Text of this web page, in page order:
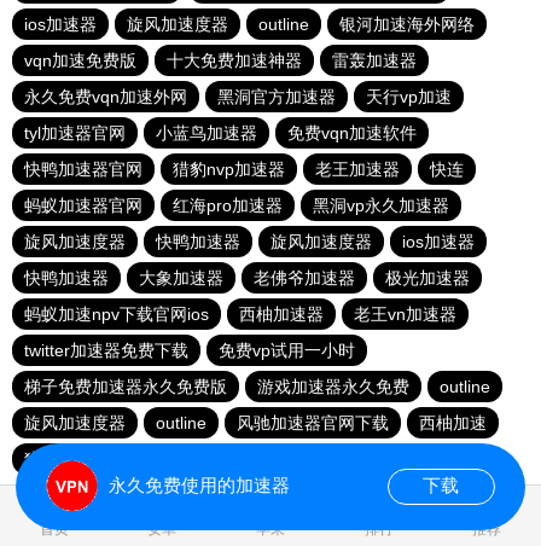
ios加速器
旋风加速度器 outline
银河加速海外网络
vqn加速免费版
十大免费加速神器
雷轰加速器
永久免费vqn加速外网
黑洞官方加速器
天行vp加速
tyl加速器官网
小蓝鸟加速器
免费vqn加速软件
快鸭加速器官网
猎豹nvp加速器 老王加速器
快连
蚂蚁加速器官网
红海pro加速器
黑洞vp永久加速器
旋风加速度器
快鸭加速器 旋风加速度器
ios加速器
快鸭加速器
大象加速器 老佛爷加速器
极光加速器
蚂蚁加速npv下载官网ios
西柚加速器
老王vn加速器
twitter加速器免费下载
免费vp试用一小时
梯子免费加速器永久免费版
游戏加速器永久免费
outline
旋风加速度器
outline 风驰加速器官网下载
西柚加速
猎豹加速器下载
首页 安卓 苹果 排行 推荐
永久免费使用的加速器 下载
0.017038s